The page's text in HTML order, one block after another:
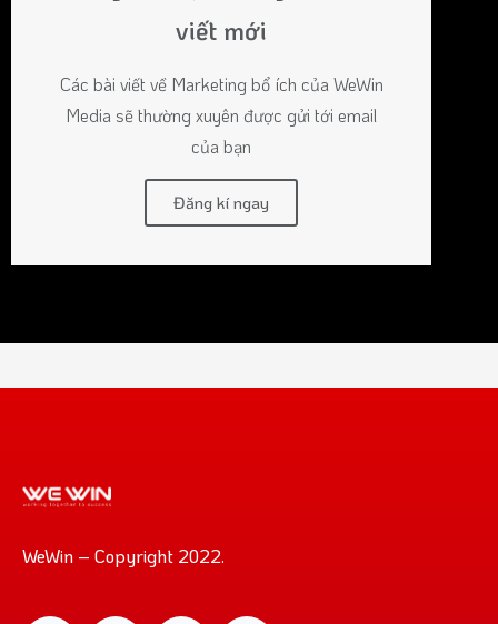
viết mới
Các bài viết về Marketing bổ ích của WeWin
Media sẽ thường xuyên được gửi tới email
của bạn
Đăng kí ngay
WeWin – Copyright 2022.